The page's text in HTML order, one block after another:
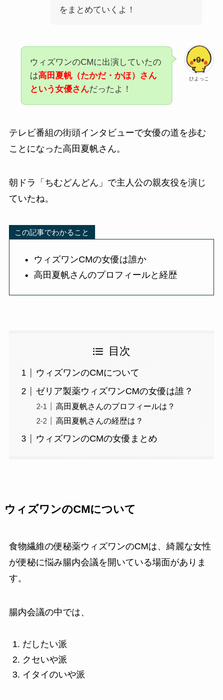
をまとめていくよ！
ひよっこ
ウィズワンのCMに出演していたの
は高田夏帆（たかだ・かほ）さん
という女優さんだったよ！
テレビ番組の街頭インタビューで女優の道を歩む
ことになった高田夏帆さん。
朝ドラ「ちむどんどん」で主人公の親友役を演じ
ていたね。
この記事でわかること
ウィズワンCMの女優は誰か
高田夏帆さんのプロフィールと経歴
目次
ウィズワンのCMについて
ゼリア製薬ウィズワンCMの女優は誰？
高田夏帆さんのプロフィールは？
高田夏帆さんの経歴は？
ウィズワンのCMの女優まとめ
ウィズワンのCMについて
食物繊維の便秘薬ウィズワンのCMは、綺麗な女性
が便秘に悩み腸内会議を開いている場面がありま
す。
腸内会議の中では、
だしたい派
クセいや派
イタイのいや派